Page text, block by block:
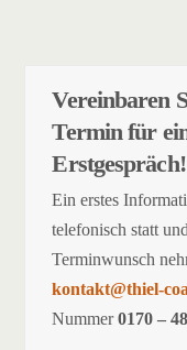
Vereinbaren
Termin für
Erstgespräch!
Ein erstes
telefonisch statt
Terminwunsch
kontakt@thiel-
Nummer0170 –